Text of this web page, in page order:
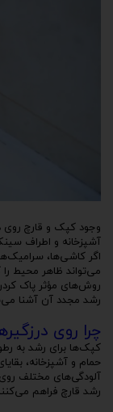
وجود کپک و قارچ روی
آشپزخانه و اطراف
اگر کاشی‌ها،
می‌تواند ظاهر محیط
روش‌های مؤثر پاک
رشد مجدد آن آشنا
چرا روی
کپک‌ها برای رشد به
حمام و آشپزخانه،
آلودگی‌های مختلف
رشد قارچ فراهم